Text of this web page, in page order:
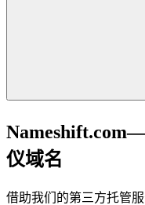
仪域名
借助我们的第三方托管